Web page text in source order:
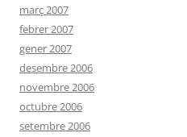
març 2007
febrer 2007
gener 2007
desembre 2006
novembre 2006
octubre 2006
setembre 2006